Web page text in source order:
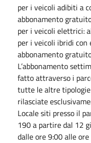
per i veicoli adibiti a
abbonamento
per i veicoli elettrici:
per i veicoli ibridi con
abbonamento
L’abbonamento
fatto attraverso i
tutte le altre
rilasciate
Locale siti presso il
190 a partire dal 12
dalle ore 9:00 alle